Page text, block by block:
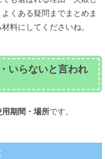
くある疑問までまとめま
料にしてくださいね。
いらないと言われ
用期間・場所です。